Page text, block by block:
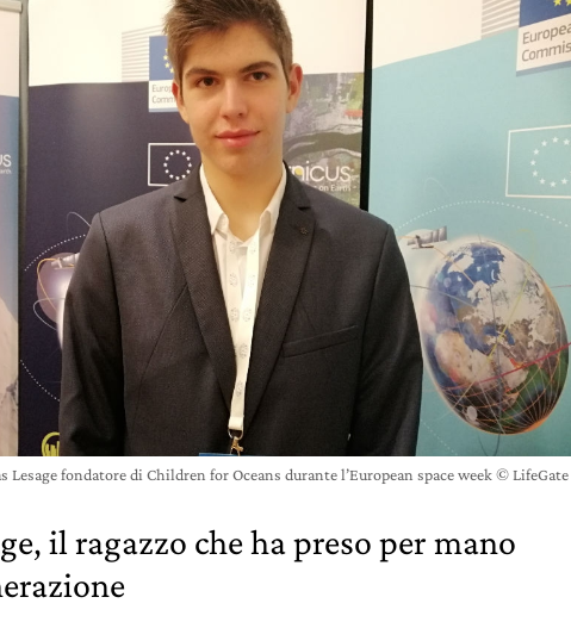
Lesage fondatore di Children for Oceans durante l’European space week © LifeGate
il ragazzo che ha preso per mano